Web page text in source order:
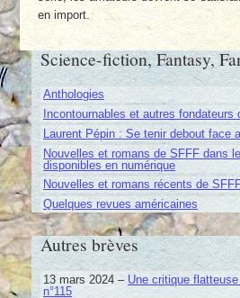
en import.
Science-fiction, Fantasy,
Anthologies
Incontournables et autres fondateurs
Laurent Pépin : Se tenir debout face
Nouvelles et romans de SFFF dans
disponibles en numérique
Nouvelles et romans récents de
Quelques revues américaines
Autres brèves
13 mars 2024 –Une critique
n°115